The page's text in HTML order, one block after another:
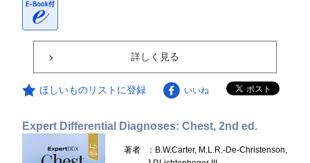
詳しく見る
ほしいものリストに登録 いいね
Expert Differential Diagnoses: Chest, 2nd ed.
著者
：B.W.Carter, M.L.R.-De-Christenson,